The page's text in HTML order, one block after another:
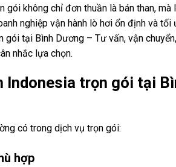
gói không chỉ đơn thuần là bán than,
nghiệp vận hành lò hơi ổn định và
gói tại Bình Dương – Tư vấn, vận
nhắc lựa chọn.
Indonesia trọn gói tại
có trong dịch vụ trọn gói:
hợp